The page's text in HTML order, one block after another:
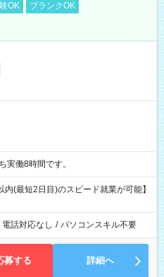
OK
ブランクOK
のうち実働8時間です。
(最短2日目)のスピード就業が可能】
電話対応なし / パソコンスキル不要
募する 詳細へ